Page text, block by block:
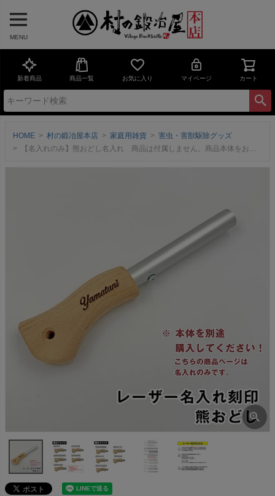
MENU
新着商品 商品一覧 お気に入り マイページ カート
HOME 村の鍛冶屋本店 家庭用雑貨
害虫・害獣駆除グッズ
【名入れのみ】熊おどし名入れ 商品は付属しません。商品本体をお持ちで無い方は必ずセットでお買い求めください。